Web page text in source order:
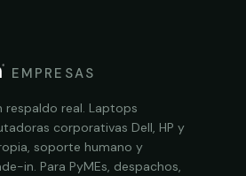
EMPRESAS
respaldo real. Laptops
corporativas Dell, HP y
soporte humano y
in. Para PyMEs, despachos,